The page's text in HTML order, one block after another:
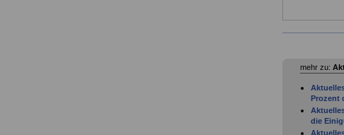
mehr zu:
Prozent
die